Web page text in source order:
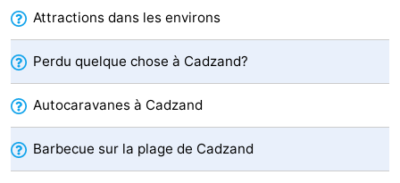
Terrains
de
jeux
-
Aires
de
jeux
-
Bowling
-
Parcours
Centres
Attractions dans les environs
Perdu quelque chose à Cadzand?
Autocaravanes à Cadzand
Barbecue sur la plage de Cadzand